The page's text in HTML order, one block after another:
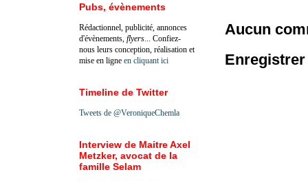
Aucun
Pubs, évènements
Rédactionnel, publicité, annonces
d'évènements, flyers ... Confiez-
nous leurs conception, réalisation et
mise en ligne en cliquant ici
Timeline de Twitter
Tweets de @VeroniqueChemla
Interview de Maitre Axel
Metzker, avocat de la
famille Selam